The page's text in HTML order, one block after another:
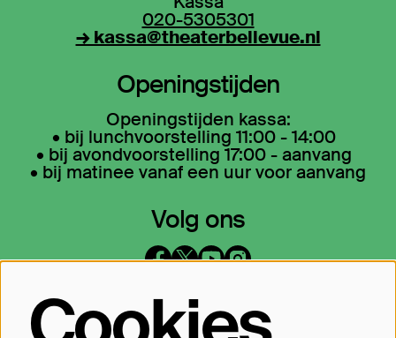
020-5305301
→ kassa@theaterbellevue.nl
Openingstijden
Openingstijden kassa:
• bij lunchvoorstelling 11:00 - 14:00
• bij avondvoorstelling 17:00 - aanvang
• bij matinee vanaf een uur voor aanvang
Volg ons
Op de hoogte blijven?
Cookies